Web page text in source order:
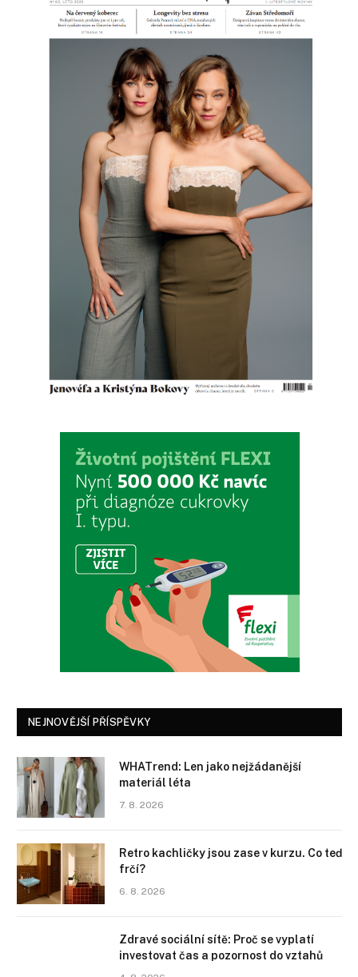
NEJNOVĚJŠÍ PŘÍSPĚVKY
WHATrend: Len jako nejžádanější
materiál léta
7. 8. 2026
Retro kachličky jsou zase v kurzu. Co teď
frčí?
6. 8. 2026
Zdravé sociální sítě: Proč se vyplatí
investovat čas a pozornost do vztahů